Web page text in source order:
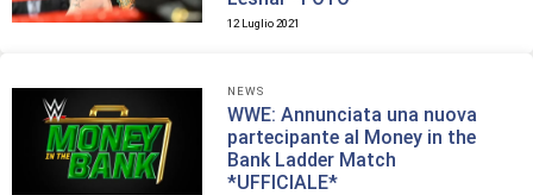
12 Luglio 2021
NEWS
WWE: Annunciata una nuova
partecipante al Money in the
Bank Ladder Match
*UFFICIALE*